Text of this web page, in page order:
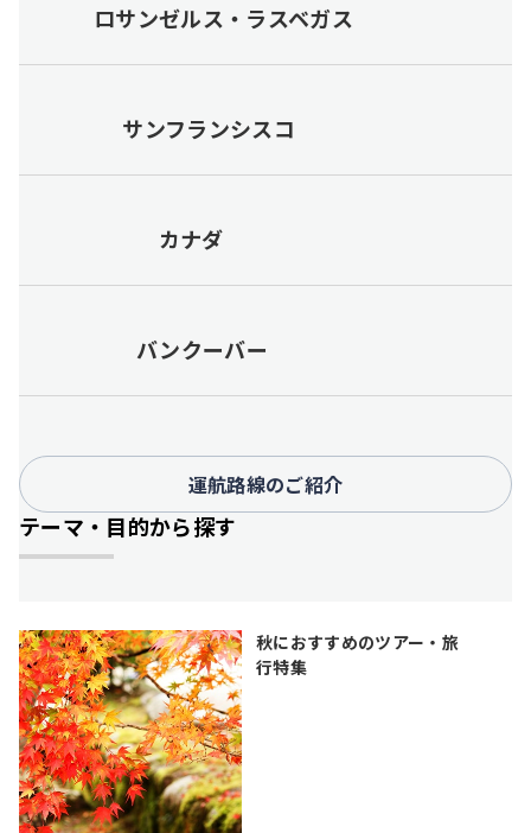
ロサンゼルス・ラスベガス
サンフランシスコ
カナダ
バンクーバー
運航路線のご紹介
テーマ・目的から探す
秋におすすめのツアー・旅
行特集